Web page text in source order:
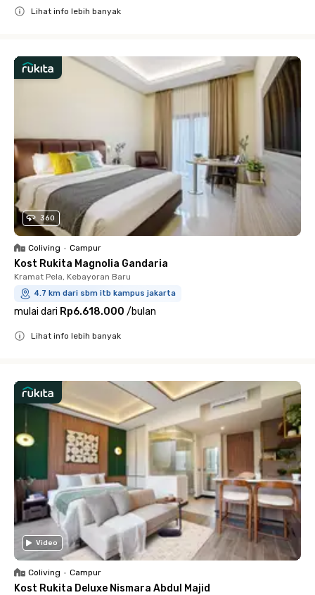
Lihat info lebih banyak
360
Coliving • Campur
Kost Rukita Magnolia Gandaria
Kramat Pela, Kebayoran Baru
4.7 km dari sbm itb kampus jakarta
mulai dari Rp6.618.000 /bulan
Lihat info lebih banyak
Video
Coliving • Campur
Kost Rukita Deluxe Nismara Abdul Majid